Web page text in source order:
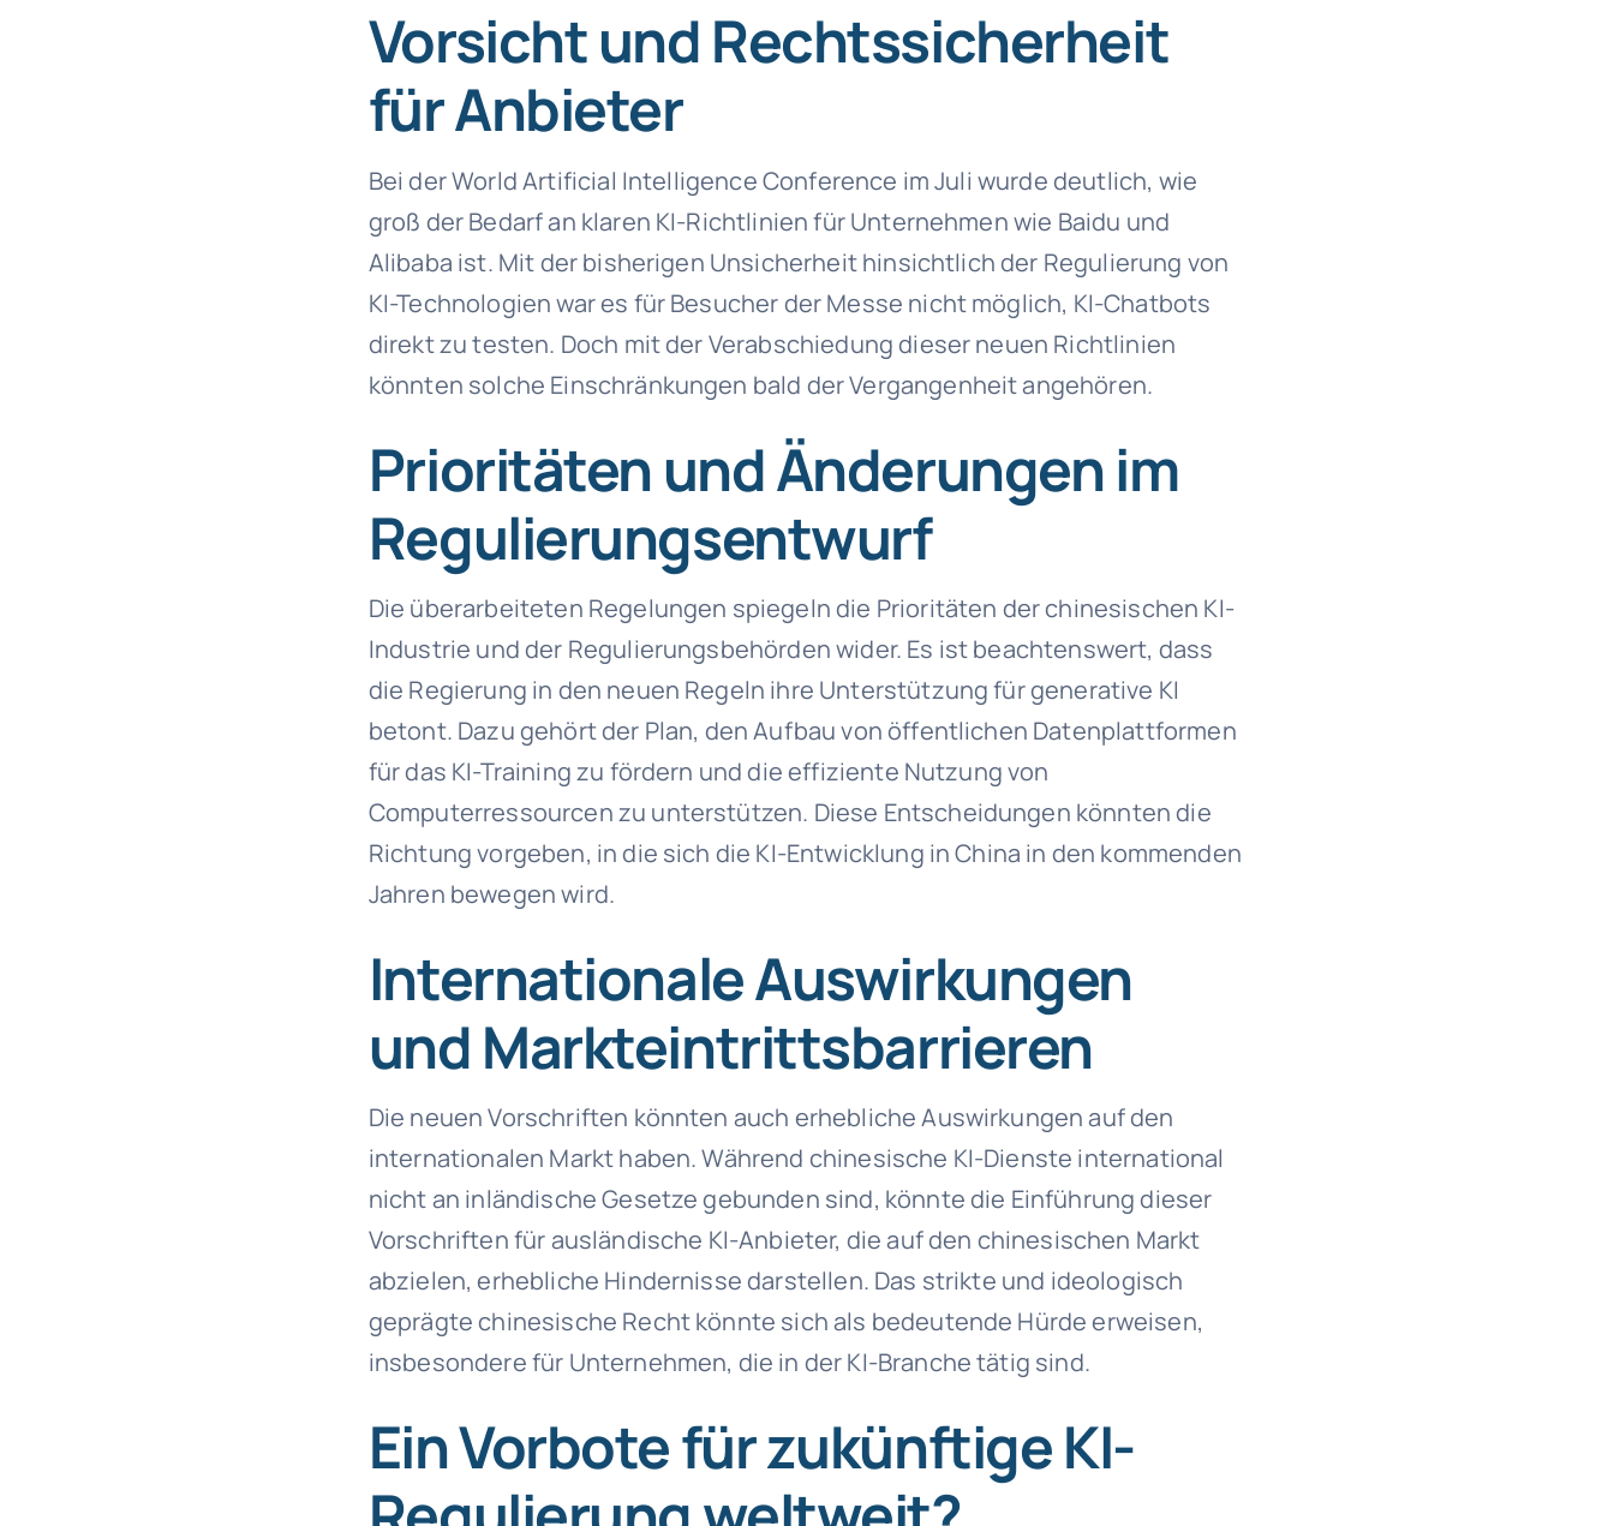
Vorsicht und Rechtssicherheit
für Anbieter
Bei der World Artificial Intelligence Conference im Juli wurde deutlich, wie
groß der Bedarf an klaren KI-Richtlinien für Unternehmen wie Baidu und
Alibaba ist. Mit der bisherigen Unsicherheit hinsichtlich der Regulierung von
KI-Technologien war es für Besucher der Messe nicht möglich, KI-Chatbots
direkt zu testen. Doch mit der Verabschiedung dieser neuen Richtlinien
könnten solche Einschränkungen bald der Vergangenheit angehören.
Prioritäten und Änderungen im
Regulierungsentwurf
Die überarbeiteten Regelungen spiegeln die Prioritäten der chinesischen KI-
Industrie und der Regulierungsbehörden wider. Es ist beachtenswert, dass
die Regierung in den neuen Regeln ihre Unterstützung für generative KI
betont. Dazu gehört der Plan, den Aufbau von öffentlichen Datenplattformen
für das KI-Training zu fördern und die effiziente Nutzung von
Computerressourcen zu unterstützen. Diese Entscheidungen könnten die
Richtung vorgeben, in die sich die KI-Entwicklung in China in den kommenden
Jahren bewegen wird.
Internationale Auswirkungen
und Markteintrittsbarrieren
Die neuen Vorschriften könnten auch erhebliche Auswirkungen auf den
internationalen Markt haben. Während chinesische KI-Dienste international
nicht an inländische Gesetze gebunden sind, könnte die Einführung dieser
Vorschriften für ausländische KI-Anbieter, die auf den chinesischen Markt
abzielen, erhebliche Hindernisse darstellen. Das strikte und ideologisch
geprägte chinesische Recht könnte sich als bedeutende Hürde erweisen,
insbesondere für Unternehmen, die in der KI-Branche tätig sind.
Ein Vorbote für zukünftige KI-